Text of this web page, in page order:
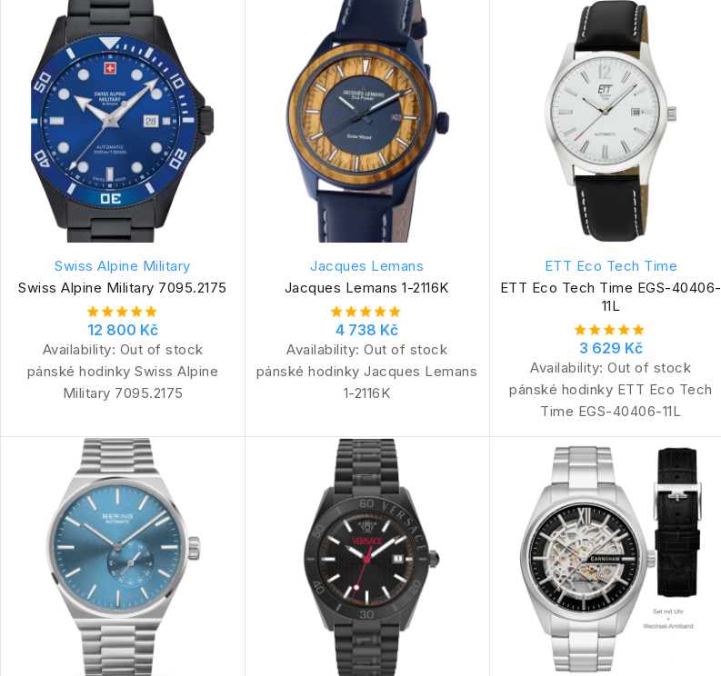
Swiss Alpine Military
Swiss Alpine Military 7095.2175
12 800 Kč
Availability: Out of stock
pánské hodinky Swiss Alpine
Military 7095.2175
Jacques Lemans
Jacques Lemans 1-2116K
4 738 Kč
Availability:Out of stock
pánské hodinky Jacques Lemans
1-2116K
ETT Eco Tech Time
ETT Eco Tech Time EGS-40406-
11L
3 629 Kč
Availability:Out of stock
pánské hodinky ETT Eco Tech
Time EGS-40406-11L